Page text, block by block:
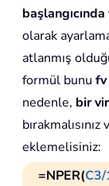
başlangıcında
olarak
atlanmış
formül bunu fv
nedenle, bir
eklemelisiniz:
=NPER(